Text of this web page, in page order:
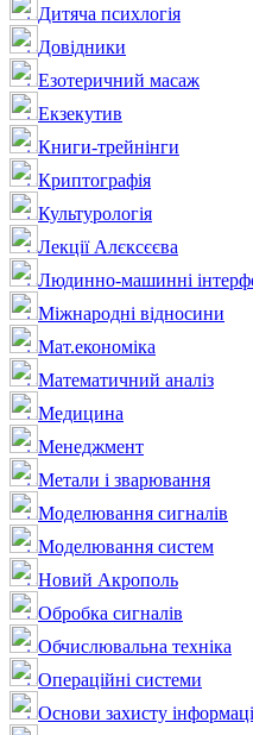
Дитяча психлогія
Довідники
Езотеричний масаж
Екзекутив
Книги-трейнінги
Криптографія
Культурологія
Лекції Алєксєєва
Людинно-машинні
Міжнародні відносини
Мат.економіка
Математичний аналіз
Медицина
Менеджмент
Метали і зварювання
Моделювання сигналів
Моделювання систем
Новий Акрополь
Обробка сигналів
Обчислювальна техніка
Операційні системи
Основи захисту